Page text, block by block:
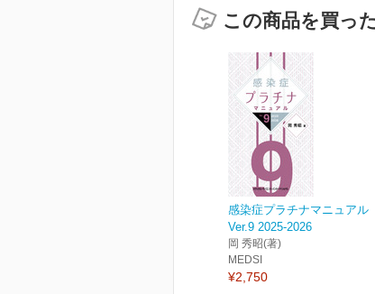
この商品を買っ
感染症プラチナマニュアル
Ver.9 2025-2026
岡 秀昭(著)
MEDSI
¥2,750